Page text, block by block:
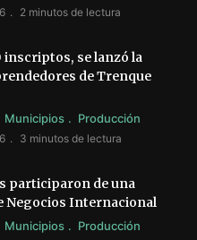
2 minutos de lectura
inscriptos, se lanzó la
de Trenque
Municipios Producción
3 minutos de lectura
participaron de una
Negocios Internacional
Municipios Producción